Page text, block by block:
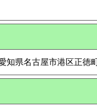
県名古屋市港区正徳